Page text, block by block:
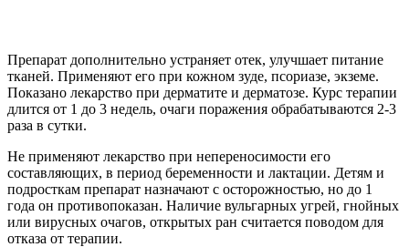
Препарат дополнительно устраняет отек, улучшает питание
тканей. Применяют его при кожном зуде, псориазе, экземе.
Показано лекарство при дерматите и дерматозе. Курс терапии
длится от 1 до 3 недель, очаги поражения обрабатываются 2-3
раза в сутки.
Не применяют лекарство при непереносимости его
составляющих, в период беременности и лактации. Детям и
подросткам препарат назначают с осторожностью, но до 1
года он противопоказан. Наличие вульгарных угрей, гнойных
или вирусных очагов, открытых ран считается поводом для
отказа от терапии.